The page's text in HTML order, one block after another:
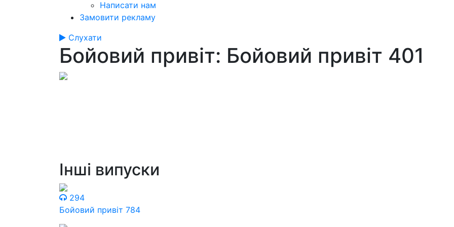
Написати нам
Замовити рекламу
Слухати
Бойовий привіт: Бойовий привіт 401
Інші випуски
294
Бойовий привіт 784